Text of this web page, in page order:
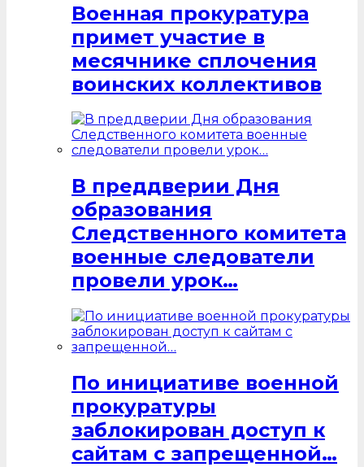
Военная прокуратура
примет участие в
месячнике сплочения
воинских коллективов
В преддверии Дня
образования
Следственного комитета
военные следователи
провели урок…
По инициативе военной
прокуратуры
заблокирован доступ к
сайтам с запрещенной…